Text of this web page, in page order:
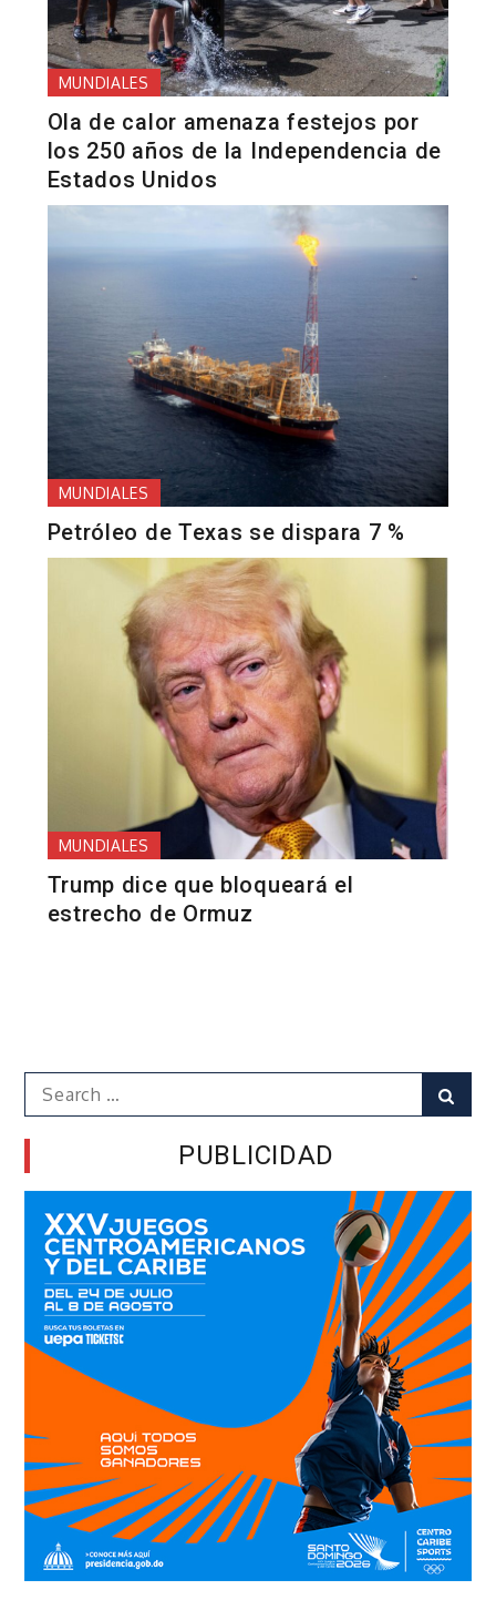
MUNDIALES
Ola de calor amenaza festejos por
los 250 años de la Independencia de
Estados Unidos
MUNDIALES
Petróleo de Texas se dispara 7 %
MUNDIALES
Trump dice que bloqueará el
estrecho de Ormuz
Search
for:
PUBLICIDAD